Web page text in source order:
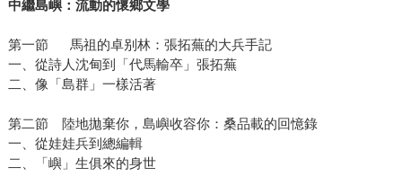
中繼島嶼：流動的懷鄉文學
第一節 馬祖的卓别林：張拓蕪的大兵手記
一、從詩人沈甸到「代馬輸卒」張拓蕪
二、像「島群」一樣活著
第二節 陸地拋棄你，島嶼收容你：桑品載的回憶錄
一、從娃娃兵到總編輯
二、「嶼」生俱來的身世